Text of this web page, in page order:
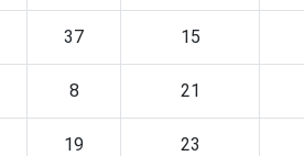
37 15
8 21
19 23